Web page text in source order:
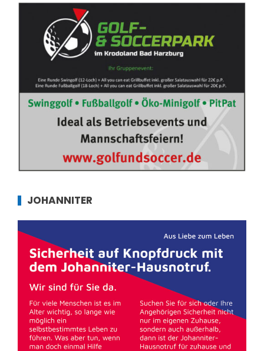
JOHANNITER